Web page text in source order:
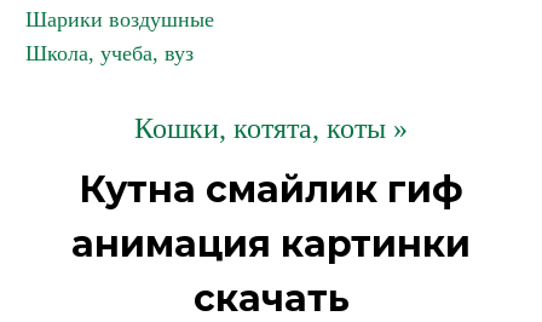
Шарики воздушные
Школа, учеба, вуз
Кошки, котята, коты »
Кутна смайлик гиф
анимация картинки
скачать